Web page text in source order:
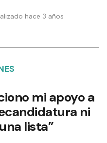
hace 3 años
mi apoyo a
ni
lista”